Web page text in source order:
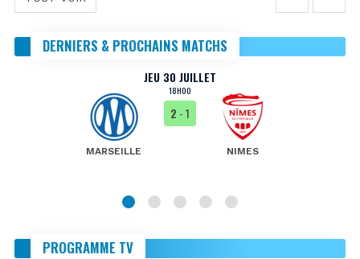
DERNIERS & PROCHAINS MATCHS
JEU 30 JUILLET
18H00
MARSEILLE
2 - 1
NIMES
PROGRAMME TV